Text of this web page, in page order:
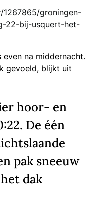
groningen-
22-bij-usquert-het-
na middernacht.
gevoeld, blijkt uit
hoor- en
De één
pak sneeuw
dak